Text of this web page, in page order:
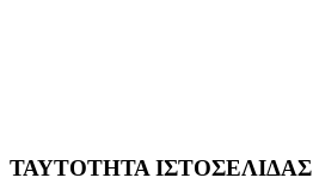
ΤΑΥΤΟΤΗΤΑ ΙΣΤΟΣΕΛΙΔΑΣ